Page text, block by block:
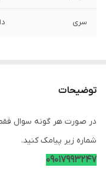
سری
توضیحات
در صورت هر گونه سوال
شماره زیر پیامک کنید.
09017993247